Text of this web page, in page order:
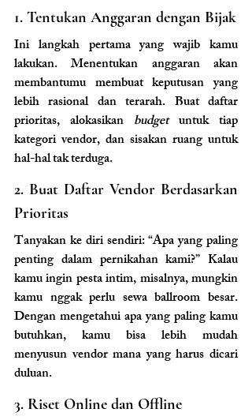
1. Tentukan Anggaran dengan Bijak
Ini langkah pertama yang wajib kamu
lakukan. Menentukan anggaran akan
membantumu membuat keputusan yang
lebih rasional dan terarah. Buat daftar
prioritas, alokasikan budget untuk tiap
kategori vendor, dan sisakan ruang untuk
hal-hal tak terduga.
2. Buat Daftar Vendor Berdasarkan
Prioritas
Tanyakan ke diri sendiri: “Apa yang paling
penting dalam pernikahan kami?” Kalau
kamu ingin pesta intim, misalnya, mungkin
kamu nggak perlu sewa ballroom besar.
Dengan mengetahui apa yang paling kamu
butuhkan, kamu bisa lebih mudah
menyusun vendor mana yang harus dicari
duluan.
3. Riset Online dan Offline